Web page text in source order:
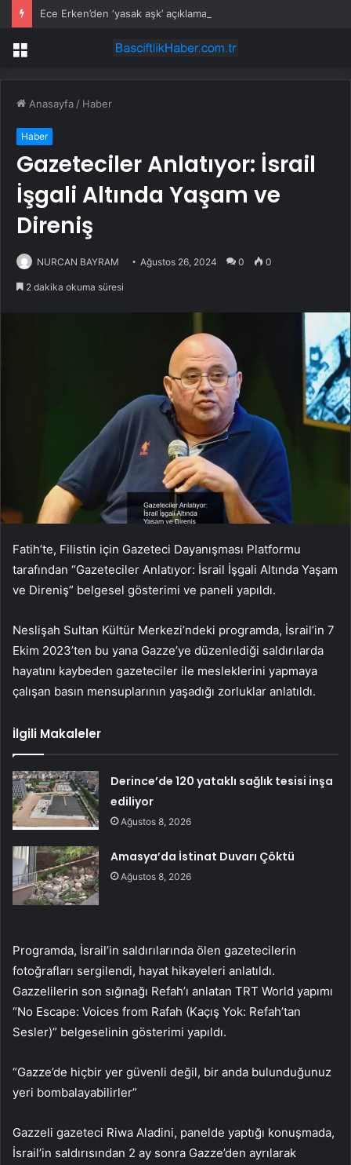
Menü
Anasayfa / Haber
Haber
Gazeteciler Anlatıyor: İsrail
İşgali Altında Yaşam ve
Direniş
NURCAN BAYRAM Ağustos 26, 2024 0 0
2 dakika okuma süresi
Fatih’te, Filistin için Gazeteci Dayanışması Platformu
tarafından “Gazeteciler Anlatıyor: İsrail İşgali Altında Yaşam
ve Direniş” belgesel gösterimi ve paneli yapıldı.
Neslişah Sultan Kültür Merkezi’ndeki programda, İsrail’in 7
Ekim 2023’ten bu yana Gazze’ye düzenlediği saldırılarda
hayatını kaybeden gazeteciler ile mesleklerini yapmaya
çalışan basın mensuplarının yaşadığı zorluklar anlatıldı.
İlgili Makaleler
Derince’de 120 yataklı sağlık tesisi inşa
ediliyor
Ağustos 8, 2026
Amasya’da İstinat Duvarı Çöktü
Ağustos 8, 2026
Programda, İsrail’in saldırılarında ölen gazetecilerin
fotoğrafları sergilendi, hayat hikayeleri anlatıldı.
Gazzelilerin son sığınağı Refah’ı anlatan TRT World yapımı
“No Escape: Voices from Rafah (Kaçış Yok: Refah’tan
Sesler)” belgeselinin gösterimi yapıldı.
“Gazze’de hiçbir yer güvenli değil, bir anda bulunduğunuz
yeri bombalayabilirler”
Gazzeli gazeteci Riwa Aladini, panelde yaptığı konuşmada,
İsrail’in saldırısından 2 ay sonra Gazze’den ayrılarak